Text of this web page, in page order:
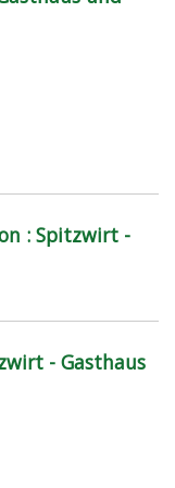
: Spitzwirt -
- Gasthaus